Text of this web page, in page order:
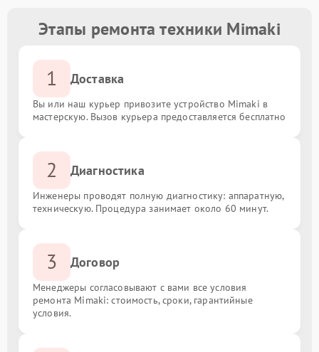
Этапы ремонта техники Mimaki
1 Доставка
Вы или наш курьер привозите устройство Mimaki в
мастерскую. Вызов курьера предоставляется бесплатно
2 Диагностика
Инженеры проводят полную диагностику: аппаратную,
техническую. Процедура занимает около 60 минут.
3 Договор
Менеджеры согласовывают с вами все условия
ремонта Mimaki: стоимость, сроки, гарантийные
условия.